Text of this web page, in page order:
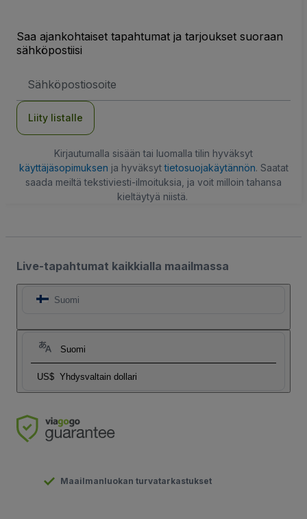
Saa ajankohtaiset tapahtumat ja tarjoukset suoraan
sähköpostiisi
Liity listalle
Kirjautumalla sisään tai luomalla tilin hyväksyt
käyttäjäsopimuksen ja hyväksyttietosuojakäytännön. Saatat
saada meiltä tekstiviesti-ilmoituksia, ja voit milloin tahansa
kieltäytyä niistä.
Live-tapahtumat kaikkialla maailmassa
Suomi
Suomi
US$ Yhdysvaltain dollari
Maailmanluokan turvatarkastukset